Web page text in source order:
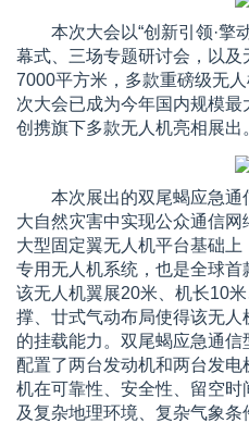
本次大会以“创新引领·擎
幕式、三场专题研讨会，以
7000平方米，多款重磅级无
次大会已成为今年国内规模
创携旗下多款无人机亮相展出
本次展出的双尾蝎应急
大自然灾害中实现公众通信
大型固定翼无人机平台基础
专用无人机系统，也是全球首
该无人机翼展20米、机长10
撑、廿式气动布局使得该无
的挂载能力。双尾蝎应急通
配置了两台发动机和两台发电
机在可靠性、安全性、留空
及复杂地理环境、复杂气象